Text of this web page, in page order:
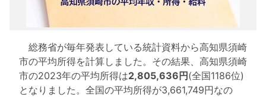
総務省が毎年発表している統計資料から高知県須崎
市の平均所得を計算しました。その結果、高知県須崎
市の2023年の平均所得は2,805,636円(全国1186位)
となりました。全国の平均所得が3,661,749円なの